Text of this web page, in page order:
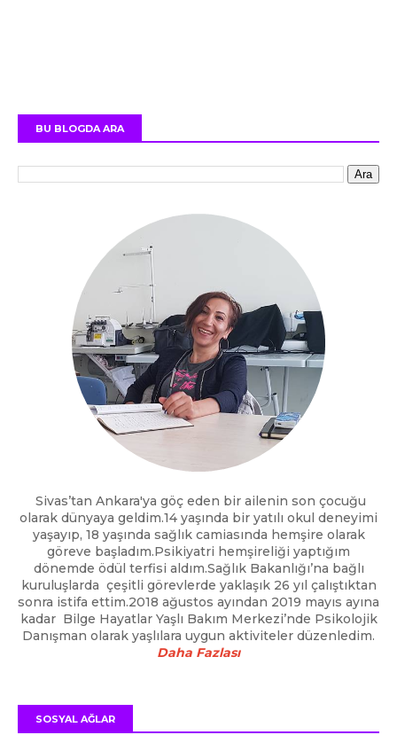
BU BLOGDA ARA
Sivas’tan Ankara'ya göç eden bir ailenin son çocuğu
olarak dünyaya geldim.14 yaşında bir yatılı okul deneyimi
yaşayıp, 18 yaşında sağlık camiasında hemşire olarak
göreve başladım.Psikiyatri hemşireliği yaptığım
dönemde ödül terfisi aldım.Sağlık Bakanlığı’na bağlı
kuruluşlarda çeşitli görevlerde yaklaşık 26 yıl çalıştıktan
sonra istifa ettim.2018 ağustos ayından 2019 mayıs ayına
kadar Bilge Hayatlar Yaşlı Bakım Merkezi’nde Psikolojik
Danışman olarak yaşlılara uygun aktiviteler düzenledim.
Daha Fazlası
SOSYAL AĞLAR